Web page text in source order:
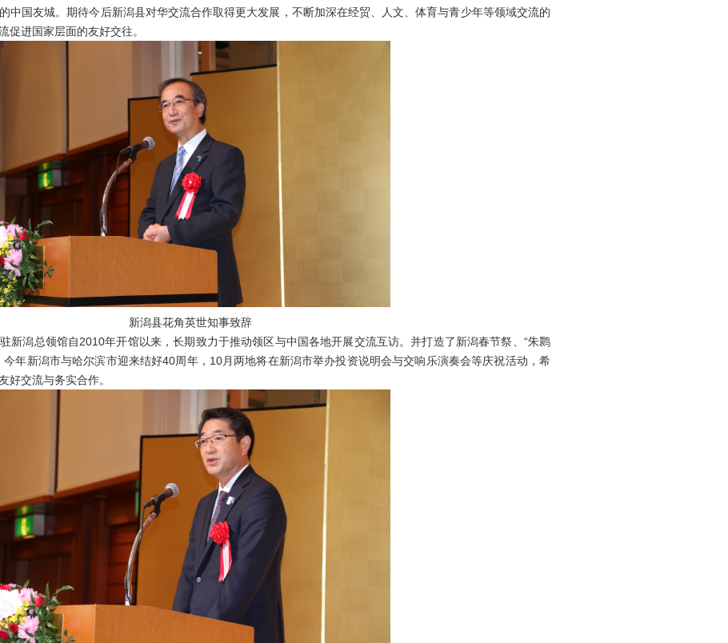
中国友城。期待今后新潟县对华交流合作取得更大发展，不断加深在经贸、人文、体育与青少年等领域交流的
促进国家层面的友好交往。
新潟县花角英世知事致辞
潟总领馆自2010年开馆以来，长期致力于推动领区与中国各地开展交流互访。并打造了新潟春节祭、“朱鹮
年新潟市与哈尔滨市迎来结好40周年，10月两地将在新潟市举办投资说明会与交响乐演奏会等庆祝活动，希
好交流与务实合作。